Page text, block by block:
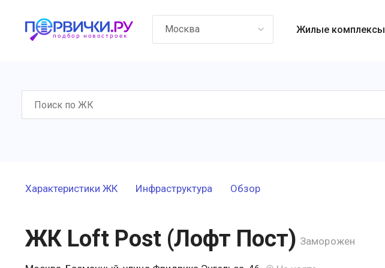
Москва Жилые комплексы
Характеристики ЖК Инфраструктура Обзор
ЖК Loft Post (Лофт Пост) Заморожен